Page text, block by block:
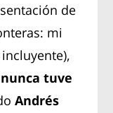
de
mi
nunca tuve
Andrés